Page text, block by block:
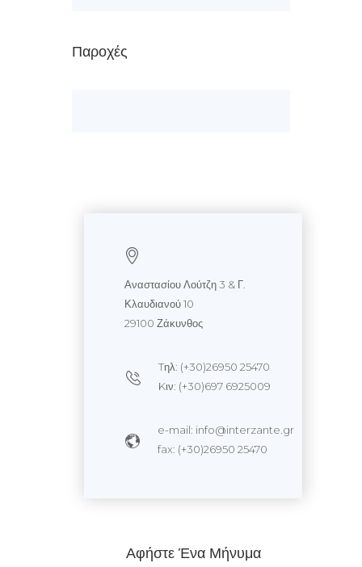
Παροχές
Αναστασίου Λούτζη 3 & Γ.
Κλαυδιανού 10
29100 Ζάκυνθος
Tηλ: (+30)26950 25470
Kιν: (+30)697 6925009
e-mail: info@interzante.gr
fax: (+30)26950 25470
Αφήστε Ένα Μήνυμα